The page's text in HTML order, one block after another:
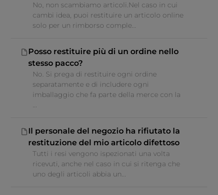
No, non scambiamo articoli.Nel caso in cui
cambi idea, puoi restituire un articolo online
solo per un rimborso comple...
Posso restituire più di un ordine nello
stesso pacco?
No. Si prega di restituire ogni ordine
separatamente e di includere ogni
imballaggio che fa parte della merce con la
...
Il personale del negozio ha rifiutato la
restituzione del mio articolo difettoso
Tutti i resi vengono ispezionati una volta
ricevuti, anche nel caso in cui si ritenga che
uno degli articoli abbia un...